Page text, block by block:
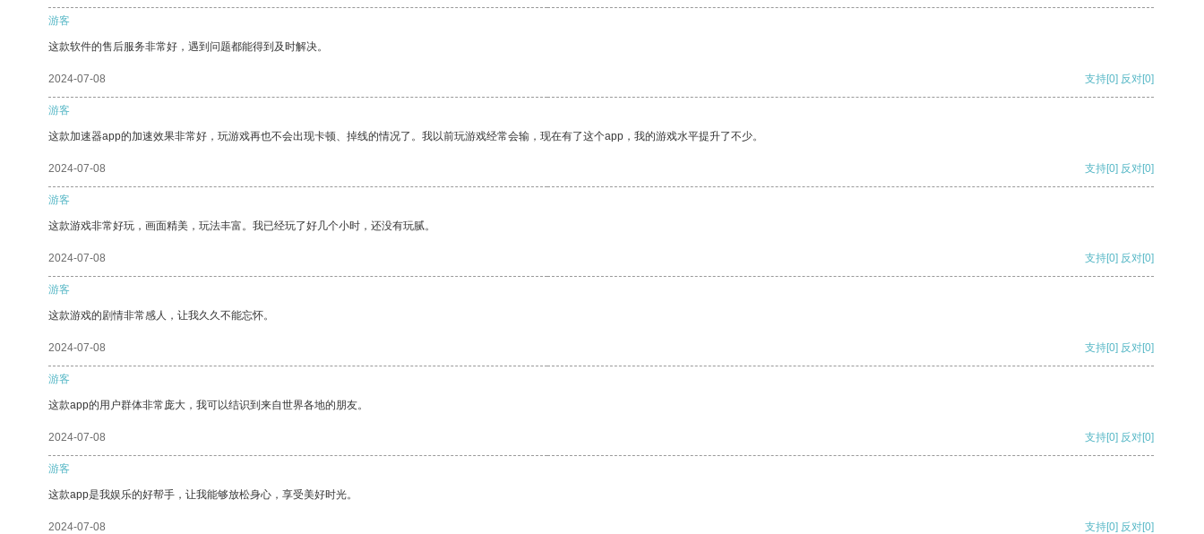
游客
这款软件的售后服务非常好，遇到问题都能得到及时解决。
2024-07-08 支持[0] 反对[0]
游客
这款加速器app的加速效果非常好，玩游戏再也不会出现卡顿、掉线的情况了。我以前玩游戏经常会输，现在有了这个app，我的游戏水平提升了不少。
2024-07-08 支持[0] 反对[0]
游客
这款游戏非常好玩，画面精美，玩法丰富。我已经玩了好几个小时，还没有玩腻。
2024-07-08 支持[0] 反对[0]
游客
这款游戏的剧情非常感人，让我久久不能忘怀。
2024-07-08 支持[0] 反对[0]
游客
这款app的用户群体非常庞大，我可以结识到来自世界各地的朋友。
2024-07-08 支持[0] 反对[0]
游客
这款app是我娱乐的好帮手，让我能够放松身心，享受美好时光。
2024-07-08 支持[0] 反对[0]